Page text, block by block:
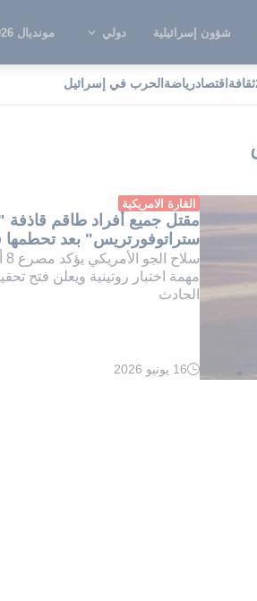
شؤون إسرائيلية دولي مونديال 2026
ثقافة اقتصادرياضة الحرب في إسرائيل بي-52 ستراتوفورتريس
القارة الامريكية
ستراتوفورتريس" بعد تحطمها
مهمة اختبار روتينية ويعلن فتح
الحادث
وقت
16 يونيو 2026